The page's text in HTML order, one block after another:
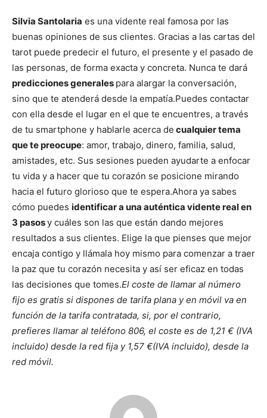
Silvia Santolaria es una vidente real famosa por las
buenas opiniones de sus clientes. Gracias a las cartas del
tarot puede predecir el futuro, el presente y el pasado de
las personas, de forma exacta y concreta. Nunca te dará
predicciones generales para alargar la conversación,
sino que te atenderá desde la empatía.Puedes contactar
con ella desde el lugar en el que te encuentres, a través
de tu smartphone y hablarle acerca de cualquier tema
que te preocupe: amor, trabajo, dinero, familia, salud,
amistades, etc. Sus sesiones pueden ayudarte a enfocar
tu vida y a hacer que tu corazón se posicione mirando
hacia el futuro glorioso que te espera.Ahora ya sabes
cómo puedes identificar a una auténtica vidente real en
3 pasosy cuáles son las que están dando mejores
resultados a sus clientes. Elige la que pienses que mejor
encaja contigo y llámala hoy mismo para comenzar a traer
la paz que tu corazón necesita y así ser eficaz en todas
las decisiones que tomes.El coste de llamar al número
fijo es gratis si dispones de tarifa plana y en móvil va en
función de la tarifa contratada, si, por el contrario,
prefieres llamar al teléfono 806, el coste es de 1,21 € (IVA
incluido) desde la red fija y 1,57 €(IVA incluido), desde la
red móvil.